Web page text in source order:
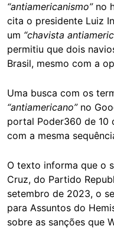
“antiamericanismo” no
cita o presidente Luiz
um “chavista
permitiu que dois
Brasil, mesmo com a
Uma busca com os
“antiamericano” no
portal Poder360 de 10
com a mesma
O texto informa que o
Cruz, do Partido
setembro de 2023, o
para Assuntos do
sobre as sanções que